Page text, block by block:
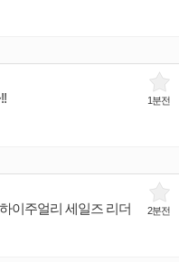
1분전
2분전
이주얼리 세일즈 리더